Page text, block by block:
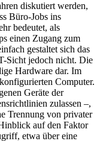
diskutiert werden,
Büro-Jobs ins
bedeutet, als
einen Zugang zum
gestaltet sich das
Sicht jedoch nicht. Die
Hardware dar. Im
Computer.
Geräte der
zulassen –,
Trennung von privater
auf den Faktor
etwa über eine